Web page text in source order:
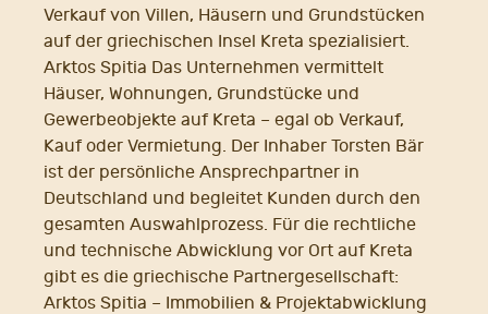
Verkauf von Villen, Häusern und Grundstücken
auf der griechischen Insel Kreta spezialisiert.
Arktos Spitia Das Unternehmen vermittelt
Häuser, Wohnungen, Grundstücke und
Gewerbeobjekte auf Kreta – egal ob Verkauf,
Kauf oder Vermietung. Der Inhaber Torsten Bär
ist der persönliche Ansprechpartner in
Deutschland und begleitet Kunden durch den
gesamten Auswahlprozess. Für die rechtliche
und technische Abwicklung vor Ort auf Kreta
gibt es die griechische Partnergesellschaft:
Arktos Spitia – Immobilien & Projektabwicklung